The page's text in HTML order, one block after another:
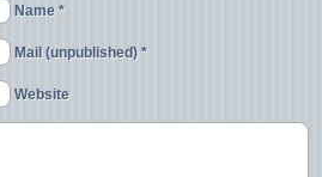
Name *
Mail (unpublished) *
Website